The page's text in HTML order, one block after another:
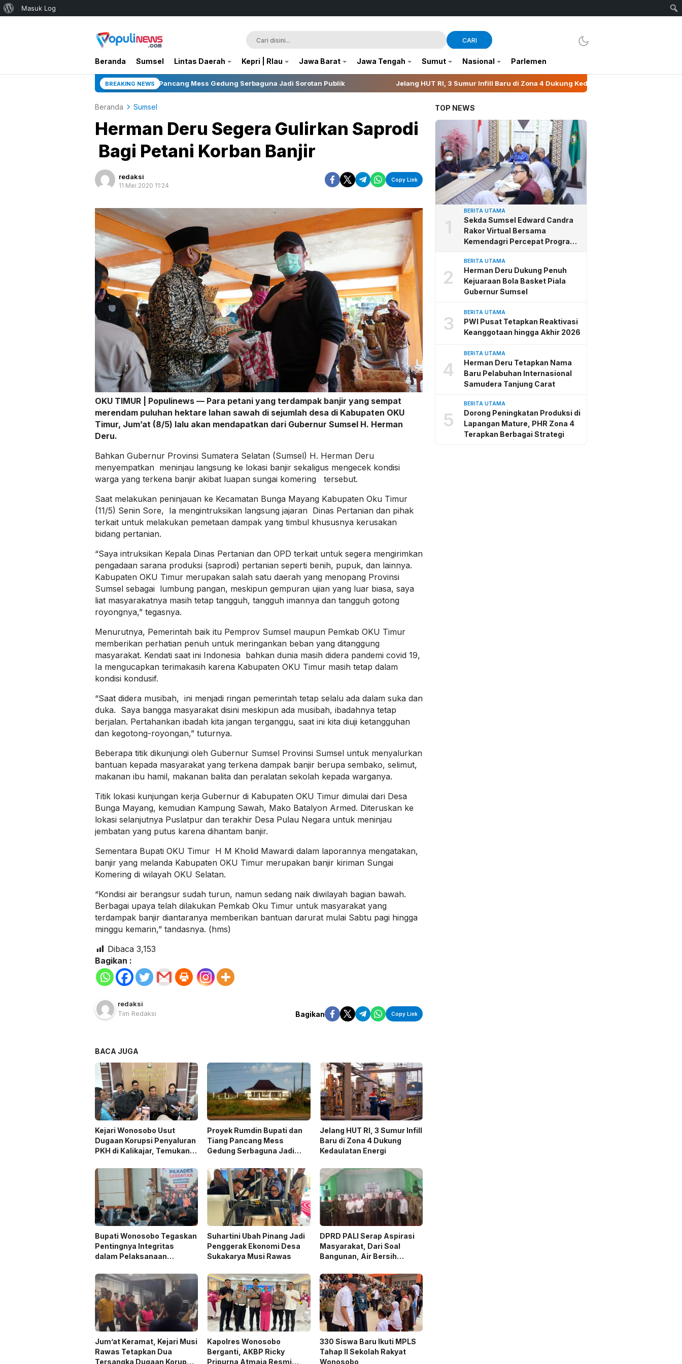
Tentang
Masuk Log
CARI
Beranda Sumsel Lintas Daerah Kepri | RIau Jawa Barat Jawa Tengah Sumut Nasional Parlemen
BREAKING NEWS
Bupati dan Tiang Pancang Mess Gedung Serbaguna Jadi Sorotan Publik Jelang HUT RI, 3 Sumur Infill Baru di Zona 4 Dukung Kedaulatan Energi
Beranda Sumsel
Herman Deru Segera Gulirkan Saprodi
Bagi Petani Korban Banjir
redaksi
11 Mei 2020 11:24
Copy Link
OKU TIMUR | Populinews — Para petani yang terdampak banjir yang sempat
merendam puluhan hektare lahan sawah di sejumlah desa di Kabupaten OKU
Timur, Jum’at (8/5) lalu akan mendapatkan dari Gubernur Sumsel H. Herman
Deru.
Bahkan Gubernur Provinsi Sumatera Selatan (Sumsel) H. Herman Deru
menyempatkan meninjau langsung ke lokasi banjir sekaligus mengecek kondisi
warga yang terkena banjir akibat luapan sungai komering tersebut.
Saat melakukan peninjauan ke Kecamatan Bunga Mayang Kabupaten Oku Timur
(11/5) Senin Sore, Ia mengintruksikan langsung jajaran Dinas Pertanian dan pihak
terkait untuk melakukan pemetaan dampak yang timbul khususnya kerusakan
bidang pertanian.
“Saya intruksikan Kepala Dinas Pertanian dan OPD terkait untuk segera mengirimkan
pengadaan sarana produksi (saprodi) pertanian seperti benih, pupuk, dan lainnya.
Kabupaten OKU Timur merupakan salah satu daerah yang menopang Provinsi
Sumsel sebagai lumbung pangan, meskipun gempuran ujian yang luar biasa, saya
liat masyarakatnya masih tetap tangguh, tangguh imannya dan tangguh gotong
royongnya,” tegasnya.
Menurutnya, Pemerintah baik itu Pemprov Sumsel maupun Pemkab OKU Timur
memberikan perhatian penuh untuk meringankan beban yang ditanggung
masyarakat. Kendati saat ini Indonesia bahkan dunia masih didera pandemi covid 19,
Ia mengucapkan terimakasih karena Kabupaten OKU Timur masih tetap dalam
kondisi kondusif.
“Saat didera musibah, ini menjadi ringan pemerintah tetap selalu ada dalam suka dan
duka. Saya bangga masyarakat disini meskipun ada musibah, ibadahnya tetap
berjalan. Pertahankan ibadah kita jangan terganggu, saat ini kita diuji ketangguhan
dan kegotong-royongan,” tuturnya.
Beberapa titik dikunjungi oleh Gubernur Sumsel Provinsi Sumsel untuk menyalurkan
bantuan kepada masyarakat yang terkena dampak banjir berupa sembako, selimut,
makanan ibu hamil, makanan balita dan peralatan sekolah kepada warganya.
Titik lokasi kunjungan kerja Gubernur di Kabupaten OKU Timur dimulai dari Desa
Bunga Mayang, kemudian Kampung Sawah, Mako Batalyon Armed. Diteruskan ke
lokasi selanjutnya Puslatpur dan terakhir Desa Pulau Negara untuk meninjau
jembatan yang putus karena dihantam banjir.
Sementara Bupati OKU Timur H M Kholid Mawardi dalam laporannya mengatakan,
banjir yang melanda Kabupaten OKU Timur merupakan banjir kiriman Sungai
Komering di wilayah OKU Selatan.
“Kondisi air berangsur sudah turun, namun sedang naik diwilayah bagian bawah.
Berbagai upaya telah dilakukan Pemkab Oku Timur untuk masyarakat yang
terdampak banjir diantaranya memberikan bantuan darurat mulai Sabtu pagi hingga
minggu kemarin,” tandasnya. (hms)
Dibaca 3,153
Bagikan :
redaksi
Tim Redaksi
Bagikan Copy Link
BACA JUGA
Kejari Wonosobo Usut
Dugaan Korupsi Penyaluran
PKH di Kalikajar, Temukan
Penerima Manfaat
Proyek Rumdin Bupati dan
Tiang Pancang Mess
Gedung Serbaguna Jadi
Jelang HUT RI, 3 Sumur Infill
Baru di Zona 4 Dukung
Kedaulatan Energi
Bupati Wonosobo Tegaskan
Pentingnya Integritas
dalam Pelaksanaan
Suhartini Ubah Pinang Jadi
Penggerak Ekonomi Desa
Sukakarya Musi Rawas
DPRD PALI Serap Aspirasi
Masyarakat, Dari Soal
Bangunan, Air Bersih
Jum’at Keramat, Kejari Musi
Rawas Tetapkan Dua
Tersangka Dugaan Korupsi
Kapolres Wonosobo
Berganti, AKBP Ricky
Pripurna Atmaja Resmi
330 Siswa Baru Ikuti MPLS
Tahap II Sekolah Rakyat
Wonosobo
TOP NEWS
1
BERITA UTAMA
Sekda Sumsel Edward Candra
Rakor Virtual Bersama
Kemendagri Percepat Program
2
BERITA UTAMA
Herman Deru Dukung Penuh
Kejuaraan Bola Basket Piala
Gubernur Sumsel
3
BERITA UTAMA
PWI Pusat Tetapkan Reaktivasi
Keanggotaan hingga Akhir 2026
4
BERITA UTAMA
Herman Deru Tetapkan Nama
Baru Pelabuhan Internasional
Samudera Tanjung Carat
5
BERITA UTAMA
Dorong Peningkatan Produksi di
Lapangan Mature, PHR Zona 4
Terapkan Berbagai Strategi